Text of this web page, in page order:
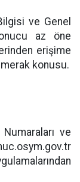
ve Genel
az öne
erişime
merak konusu.
ve